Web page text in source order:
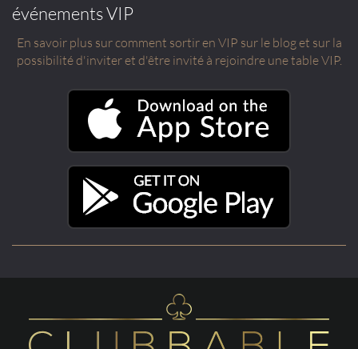
événements VIP
En savoir plus sur comment sortir en VIP sur le blog et sur la
possibilité d'inviter et d'être invité à rejoindre une table VIP.